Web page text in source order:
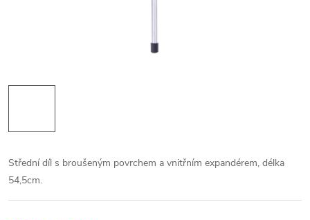
Střední díl s broušeným povrchem a vnitřním expandérem, délka
54,5cm.